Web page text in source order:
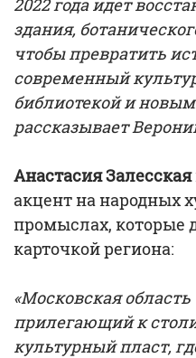
здания,
чтобы превратить
современный
библиотекой и
рассказывает
Анастасия Залесская
акцент на народных
промыслах, которые
карточкой региона:
«Московская область
прилегающий к
культурный пласт,